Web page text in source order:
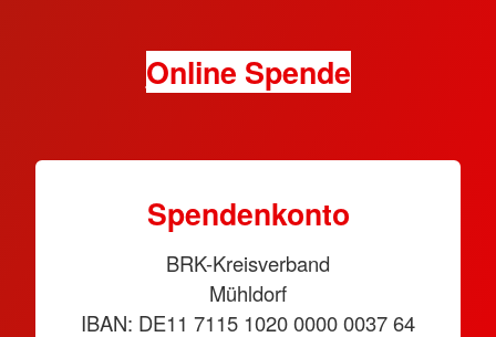
Online Spende
Spendenkonto
BRK-Kreisverband
Mühldorf
IBAN: DE11 7115 1020 0000 0037 64